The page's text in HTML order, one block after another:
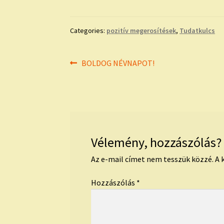
Categories: pozitív megerosítések, Tudatkulcs
Bejegyzés
Previous
BOLDOG NÉVNAPOT!
Vélemény, hozzászólás?
Az e-mail címet nem tesszük közzé. A
Hozzászólás *